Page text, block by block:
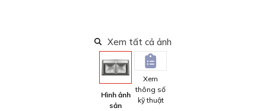
Xem tất cả ảnh
Hình ảnh
sản
Xem
thông số
kỹ thuật